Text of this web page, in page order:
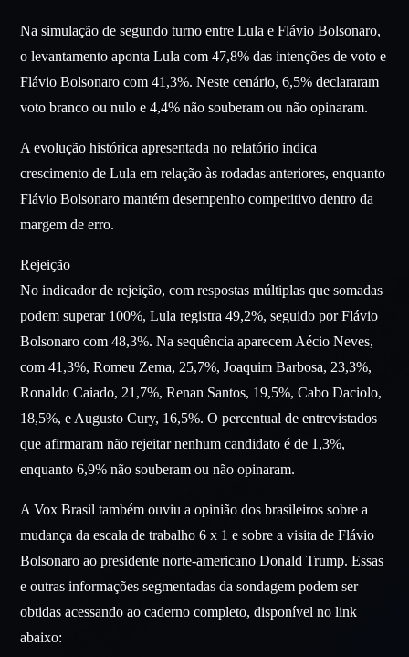
Na simulação de segundo turno entre Lula e Flávio Bolsonaro,
o levantamento aponta Lula com 47,8% das intenções de voto e
Flávio Bolsonaro com 41,3%. Neste cenário, 6,5% declararam
voto branco ou nulo e 4,4% não souberam ou não opinaram.
A evolução histórica apresentada no relatório indica
crescimento de Lula em relação às rodadas anteriores, enquanto
Flávio Bolsonaro mantém desempenho competitivo dentro da
margem de erro.
Rejeição
No indicador de rejeição, com respostas múltiplas que somadas
podem superar 100%, Lula registra 49,2%, seguido por Flávio
Bolsonaro com 48,3%. Na sequência aparecem Aécio Neves,
com 41,3%, Romeu Zema, 25,7%, Joaquim Barbosa, 23,3%,
Ronaldo Caiado, 21,7%, Renan Santos, 19,5%, Cabo Daciolo,
18,5%, e Augusto Cury, 16,5%. O percentual de entrevistados
que afirmaram não rejeitar nenhum candidato é de 1,3%,
enquanto 6,9% não souberam ou não opinaram.
A Vox Brasil também ouviu a opinião dos brasileiros sobre a
mudança da escala de trabalho 6 x 1 e sobre a visita de Flávio
Bolsonaro ao presidente norte-americano Donald Trump. Essas
e outras informações segmentadas da sondagem podem ser
obtidas acessando ao caderno completo, disponível no link
abaixo: